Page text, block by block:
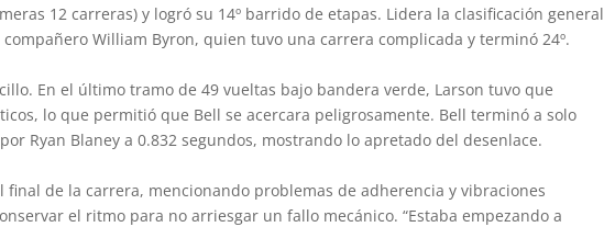
12 carreras) y logró su 14º barrido de etapas. Lidera la clasificación general
William Byron, quien tuvo una carrera complicada y terminó 24º.
En el último tramo de 49 vueltas bajo bandera verde, Larson tuvo que
lo que permitió que Bell se acercara peligrosamente. Bell terminó a solo
Ryan Blaney a 0.832 segundos, mostrando lo apretado del desenlace.
final de la carrera, mencionando problemas de adherencia y vibraciones
el ritmo para no arriesgar un fallo mecánico. “Estaba empezando a